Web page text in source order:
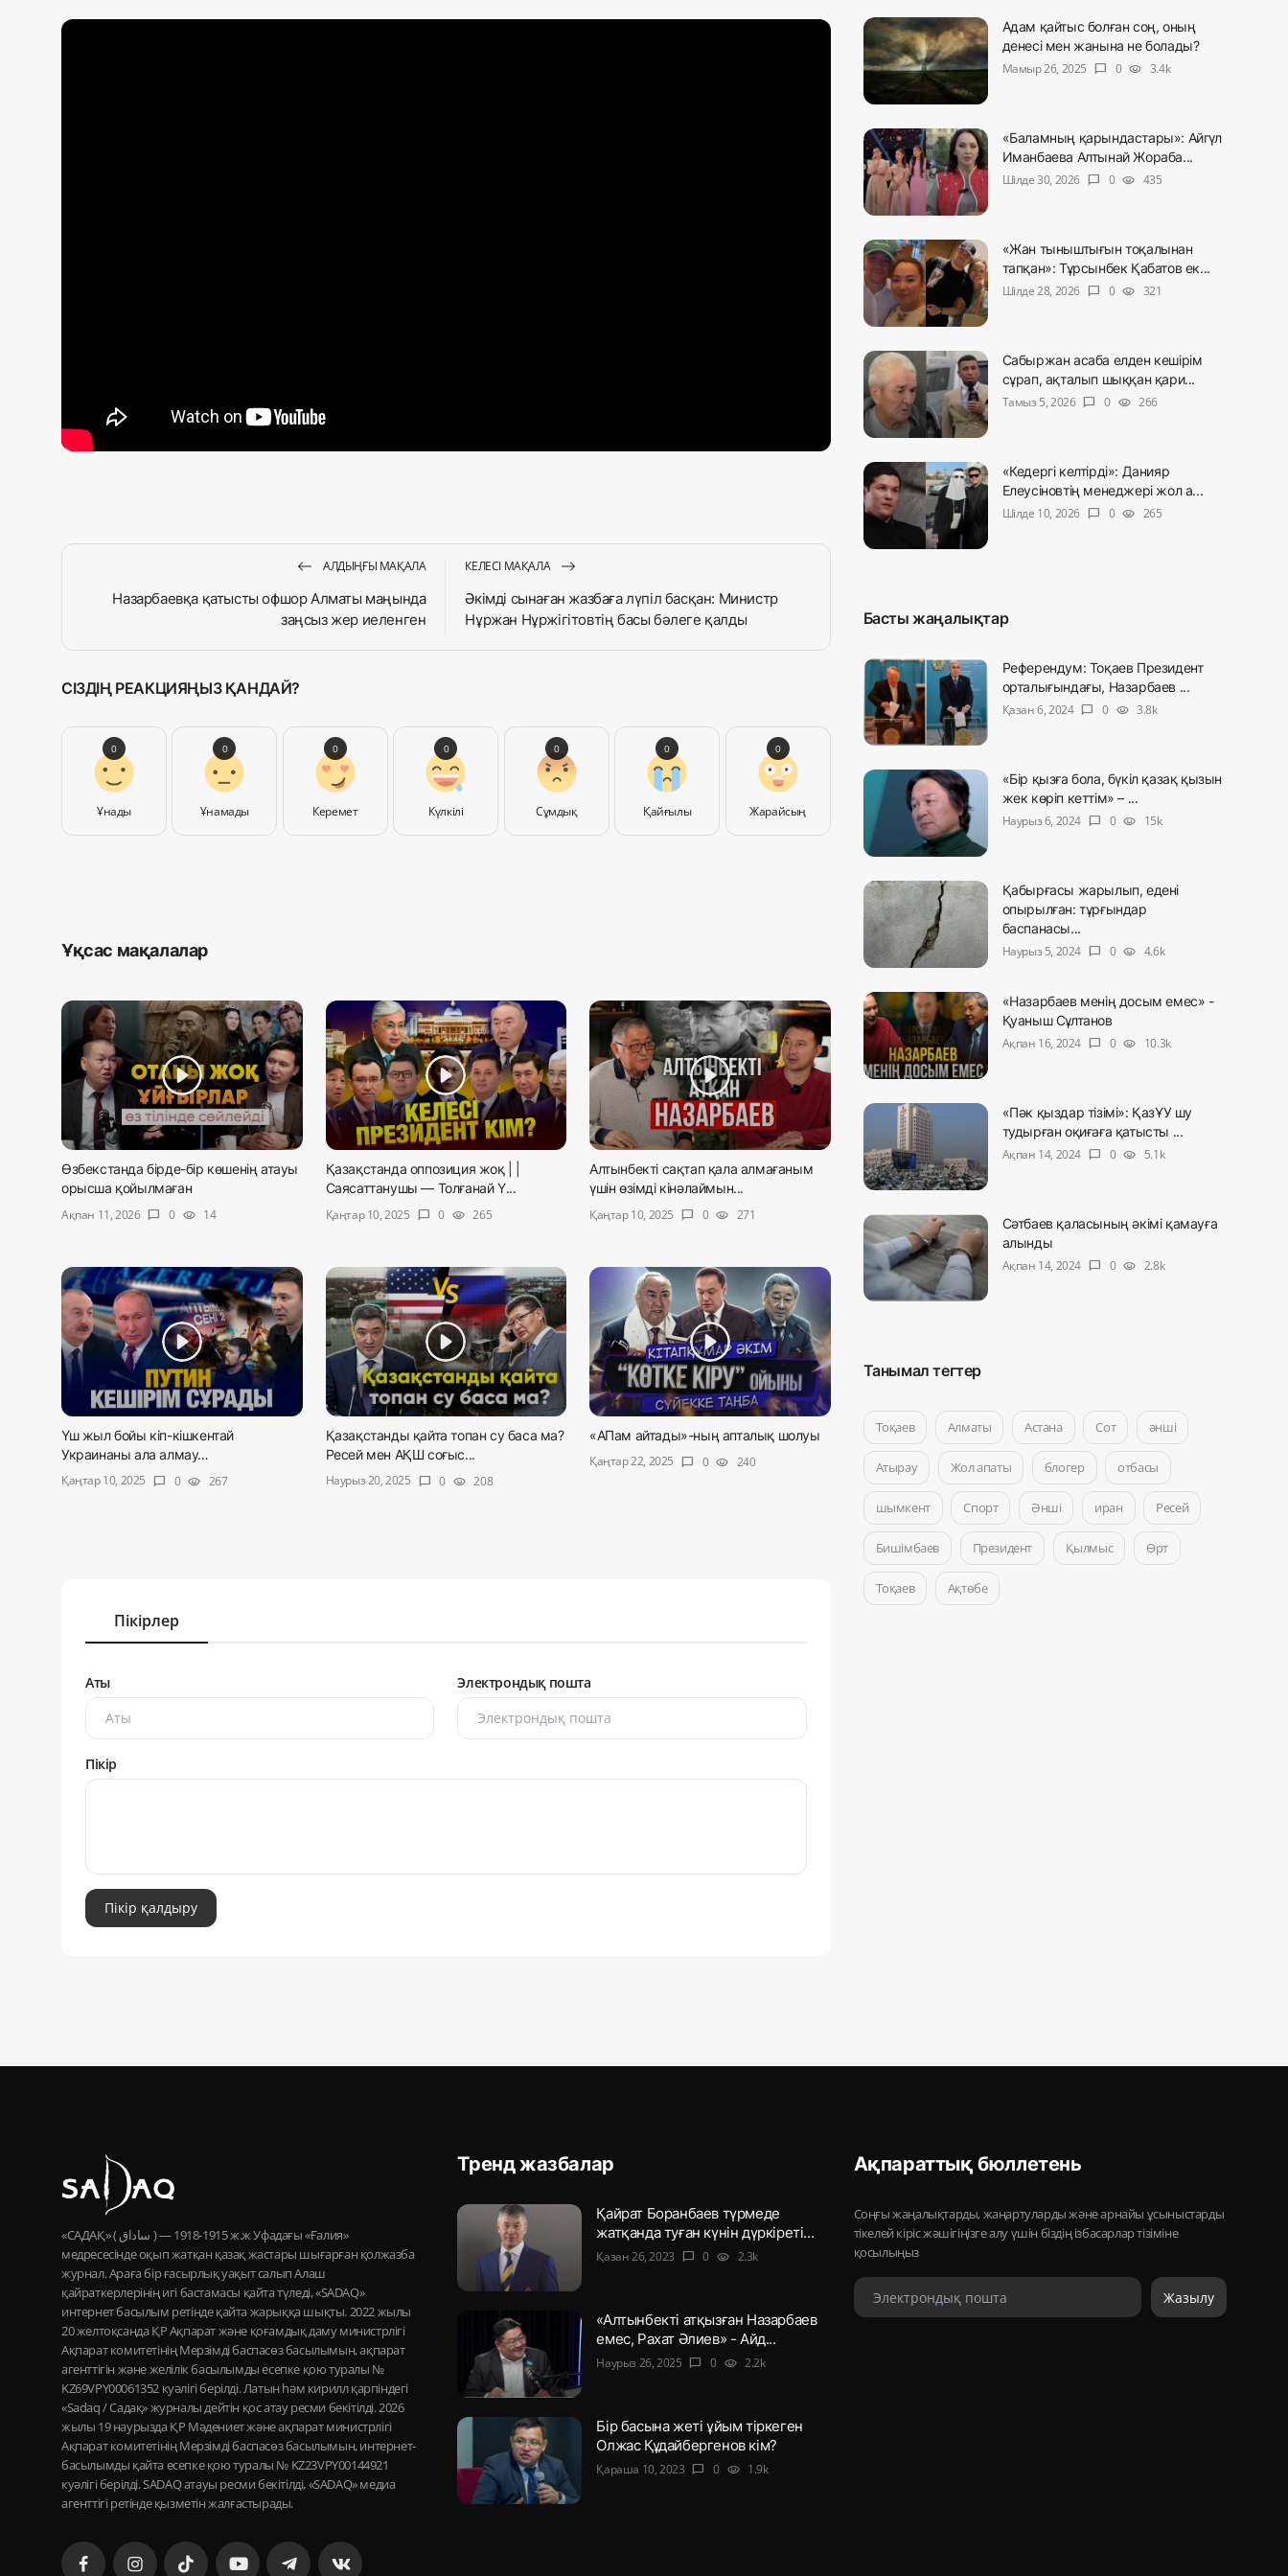
Жаңалықтар
АЛДЫҢҒЫ МАҚАЛА
Назарбаевқа қатысты офшор Алматы маңында
заңсыз жер иеленген
КЕЛЕСІ МАҚАЛА
Әкімді сынаған жазбаға лүпіл басқан: Министр
Нұржан Нұржігітовтің басы бәлеге қалды
СІЗДІҢ РЕАКЦИЯҢЫЗ ҚАНДАЙ?
Ұнады
0
Ұнамады
0
Керемет
0
Күлкілі
0
Сұмдық
0
Қайғылы
0
Жарайсың
0
Ұқсас мақалалар
Өзбекстанда бірде-бір көшенің атауы
орысша қойылмаған
Ақпан 11, 2026 chat_bubble 0 visibility 14
Қазақстанда оппозиция жоқ | |
Саясаттанушы — Толғанай Ү...
Қаңтар 10, 2025
chat_bubble 0 visibility 265
Алтынбекті сақтап қала алмағаным
үшін өзімді кінәлаймын...
Қаңтар 10, 2025
chat_bubble 0 visibility 271
Үш жыл бойы кіп-кішкентай
Украинаны ала алмау…
Қаңтар 10, 2025
chat_bubble 0 visibility 267
Қазақстанды қайта топан су баса ма?
Ресей мен АҚШ соғыс...
Наурыз 20, 2025
chat_bubble 0 visibility 208
«АПам айтады»-ның апталық шолуы
Қаңтар 22, 2025
chat_bubble 0 visibility 240
Пікірлер
Аты Электрондық пошта
Пікір
Пікір қалдыру
Адам қайтыс болған соң, оның
денесі мен жанына не болады?
Мамыр 26, 2025
chat_bubble 0 visibility 3.4k
«Баламның қарындастары»: Айгүл
Иманбаева Алтынай Жораба...
Шілде 30, 2026
chat_bubble 0 visibility 435
«Жан тыныштығын тоқалынан
тапқан»: Тұрсынбек Қабатов ек...
Шілде 28, 2026
chat_bubble 0 visibility 321
Сабыржан асаба елден кешірім
сұрап, ақталып шыққан қари...
Тамыз 5, 2026 chat_bubble 0 visibility 266
«Кедергі келтірді»: Данияр
Елеусіновтің менеджері жол а...
Шілде 10, 2026
chat_bubble 0 visibility 265
Басты жаңалықтар
Референдум: Тоқаев Президент
орталығындағы, Назарбаев ...
Қазан 6, 2024 chat_bubble 0 visibility 3.8k
«Бір қызға бола, бүкіл қазақ қызын
жек көріп кеттім» – ...
Наурыз 6, 2024
chat_bubble 0 visibility 15k
Қабырғасы жарылып, едені
опырылған: тұрғындар
баспанасы...
Наурыз 5, 2024
chat_bubble 0 visibility 4.6k
«Назарбаев менің досым емес» -
Қуаныш Сұлтанов
Ақпан 16, 2024
chat_bubble 0 visibility 10.3k
«Пәк қыздар тізімі»: ҚазҰУ шу
тудырған оқиғаға қатысты ...
Ақпан 14, 2024
chat_bubble 0 visibility 5.1k
Сәтбаев қаласының әкімі қамауға
алынды
Ақпан 14, 2024
chat_bubble 0 visibility 2.8k
Танымал тегтер
Тоқаев Алматы Астана Сот әнші
Атырау Жол апаты блогер отбасы
шымкент Спорт Әнші иран Ресей
Бишімбаев Президент Қылмыс Өрт
Тоқаев Ақтөбе
«САДАҚ» ( ساداق ) — 1915-1918 ж.ж Уфадағы «Ғалия»
медресесінде оқып жатқан қазақ жастары шығарған қолжазба
журнал. Араға бір ғасырлық уақыт салып Алаш
қайраткерлерінің игі бастамасы қайта түледі, «SADAQ»
интернет басылым ретінде қайта жарыққа шықты. 2022 жылы
20 желтоқсанда ҚР Ақпарат және қоғамдық даму министрлігі
Ақпарат комитетінің Мерзімді баспасөз басылымын, ақпарат
агенттігін және желілік басылымды есепке қою туралы №
KZ69VPY00061352 куәлігі берілді. Латын һәм кирилл қарпіндегі
«Sadaq / Садақ» журналы дейтін қос атау ресми бекітілді. 2026
жылы 19 наурызда ҚР Мәдениет және ақпарат министрлігі
Ақпарат комитетінің Мерзімді баспасөз басылымын, интернет-
басылымды қайта есепке қою туралы № KZ23VPY00144921
куәлігі берілді. SADAQ атауы ресми бекітілді, «SADAQ» медиа
агенттігі ретінде қызметін жалғастырады.
Тренд жазбалар
Қайрат Боранбаев түрмеде
жатқанда туған күнін дүркіреті...
Қазан 26, 2023 chat_bubble 0 visibility 2.3k
«Алтынбекті атқызған Назарбаев
емес, Рахат Әлиев» - Айд...
Наурыз 26, 2025 chat_bubble 0 visibility 2.2k
Бір басына жеті ұйым тіркеген
Олжас Құдайбергенов кім?
Қараша 10, 2023 chat_bubble 0 visibility 1.9k
Ақпараттық бюллетень
Соңғы жаңалықтарды, жаңартуларды және арнайы ұсыныстарды
тікелей кіріс жәшігіңізге алу үшін біздің ізбасарлар тізіміне
қосылыңыз
Жазылу